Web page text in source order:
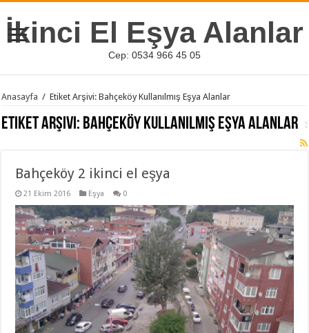
İkinci El Eşya Alanlar
Cep: 0534 966 45 05
Anasayfa / Etiket Arşivi: Bahçeköy Kullanılmış Eşya Alanlar
Etiket Arşivi: Bahçeköy Kullanılmış Eşya Alanlar
Bahçeköy 2 ikinci el eşya
21 Ekim 2016 Eşya 0